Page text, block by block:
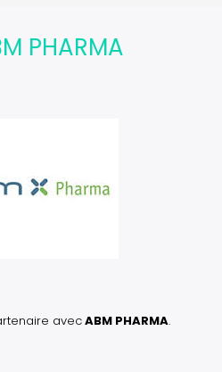
PHARMA
avecABM PHARMA.